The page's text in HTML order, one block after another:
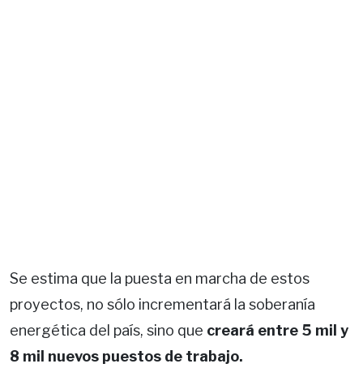
Se estima que la puesta en marcha de estos
proyectos, no sólo incrementará la soberanía
energética del país, sino que creará entre 5 mil y
8 mil nuevos puestos de trabajo.